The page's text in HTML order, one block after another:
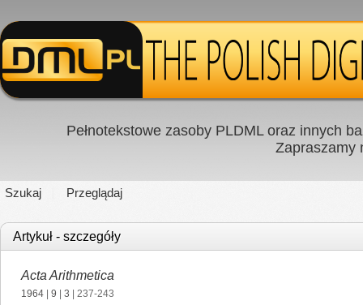
Pełnotekstowe zasoby PLDML oraz innych
Zapraszamy
Szukaj Przeglądaj
Artykuł - szczegóły
Acta Arithmetica
1964 9 3 | 237-243